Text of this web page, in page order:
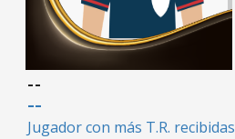
--
--
Jugador con más T.R. recibidas